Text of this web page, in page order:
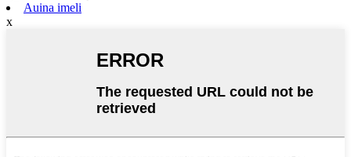
Auina imeli
x